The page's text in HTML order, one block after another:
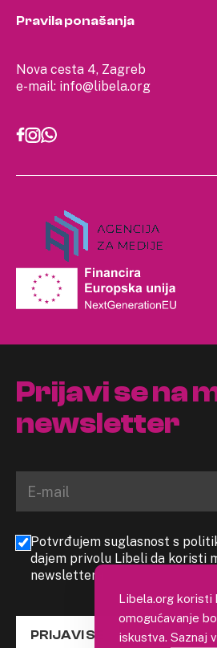
Nova cesta 4, Zagreb
e-mail: info@libela.org
Pravila ponašanja
Prijavi se na
newsletter
Potvrđujem suglasnost s
dajem privolu Libeli da koristi
newslettera
PRIJAVI SE
Libela.org koristi
omogućavanje
iskustva. Saznaj